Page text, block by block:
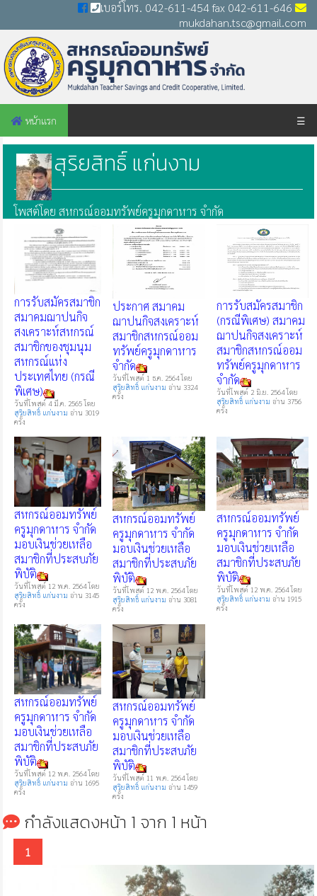
เบอร์โทร. 042-611-454 fax 042-611-646
mukdahan.tsc@gmail.com
หน้าแรก ☰
สุริยสิทธิ์ แก่นงาม
โพสต์โดย สหกรณ์ออมทรัพย์ครูมุกดาหาร จำกัด
การรับสมัครสมาชิก
สมาคมฌาปนกิจ
สงเคราะห์สหกรณ์
สมาชิกของชุมนุม
สหกรณ์แห่ง
ประเทศไทย (กรณี
พิเศษ)
วันที่โพสต์ 4 มี.ค. 2565 โดย
สุริยสิทธิ์ แก่นงาม อ่าน 3019
ครั้ง
ประกาศ สมาคม
ฌาปนกิจสงเคราะห์
สมาชิกสหกรณ์ออม
ทรัพย์ครูมุกดาหาร
จำกัด
วันที่โพสต์ 1 ธ.ค. 2564 โดย
สุริยสิทธิ์ แก่นงาม อ่าน 3324
ครั้ง
การรับสมัครสมาชิก
(กรณีพิเศษ) สมาคม
ฌาปนกิจสงเคราะห์
สมาชิกสหกรณ์ออม
ทรัพย์ครูมุกดาหาร
จำกัด
วันที่โพสต์ 2 มิ.ย. 2564 โดย
สุริยสิทธิ์ แก่นงาม อ่าน 3756
ครั้ง
สหกรณ์ออมทรัพย์
ครูมุกดาหาร จำกัด
มอบเงินช่วยเหลือ
สมาชิกที่ประสบภัย
พิบัติ
วันที่โพสต์ 12 พ.ค. 2564 โดย
สุริยสิทธิ์ แก่นงาม อ่าน 3145
ครั้ง
สหกรณ์ออมทรัพย์
ครูมุกดาหาร จำกัด
มอบเงินช่วยเหลือ
สมาชิกที่ประสบภัย
พิบัติ
วันที่โพสต์ 12 พ.ค. 2564 โดย
สุริยสิทธิ์ แก่นงาม อ่าน 3081
ครั้ง
สหกรณ์ออมทรัพย์
ครูมุกดาหาร จำกัด
มอบเงินช่วยเหลือ
สมาชิกที่ประสบภัย
พิบัติ
วันที่โพสต์ 12 พ.ค. 2564 โดย
สุริยสิทธิ์ แก่นงาม อ่าน 1915
ครั้ง
สหกรณ์ออมทรัพย์
ครูมุกดาหาร จำกัด
มอบเงินช่วยเหลือ
สมาชิกที่ประสบภัย
พิบัติ
วันที่โพสต์ 12 พ.ค. 2564 โดย
สุริยสิทธิ์ แก่นงาม อ่าน 1695
ครั้ง
สหกรณ์ออมทรัพย์
ครูมุกดาหาร จำกัด
มอบเงินช่วยเหลือ
สมาชิกที่ประสบภัย
พิบัติ
วันที่โพสต์ 11 พ.ค. 2564 โดย
สุริยสิทธิ์ แก่นงาม อ่าน 1459
ครั้ง
กำลังแสดงหน้า 1 จาก 1 หน้า
1